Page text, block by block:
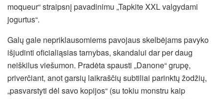
moqueur“ straipsnį pavadinimu „Tapkite XXL valgydami
jogurtus“.
Galų gale nepriklausomiems pavojaus skelbėjams pavyko
išjudinti oficialiąsias tarnybas, skandalui dar per daug
neiškilus viešumon. Pradėta spausti „Danone“ grupę,
priverčiant, anot garsių laikraščių subtiliai parinktų žodžių,
„pasvarstyti dėl savo kopijos“ (su tokiu monstru kaip